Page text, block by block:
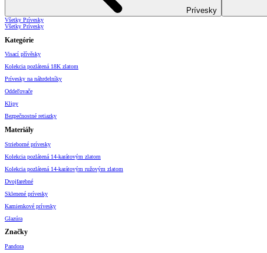
Prívesky
Všetky Prívesky
Všetky Prívesky
Kategórie
Visací přívěsky
Kolekcia pozlátená 18K zlatom
Prívesky na náhrdelníky
Oddeľovače
Klipy
Bezpečnostné retiazky
Materiály
Strieborné prívesky
Kolekcia pozlátená 14-karátovým zlatom
Kolekcia pozlátená 14-karátovým ružovým zlatom
Dvojfarebné
Sklenené prívesky
Kamienkové prívesky
Glazúra
Značky
Pandora